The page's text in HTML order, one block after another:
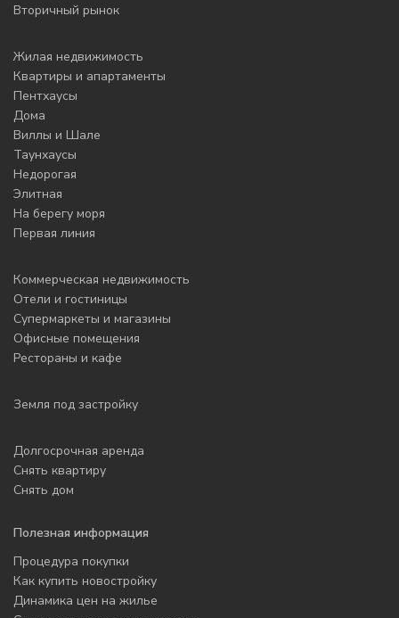
Вторичный рынок
Жилая недвижимость
Квартиры и апартаменты
Пентхаусы
Дома
Виллы и Шале
Таунхаусы
Недорогая
Элитная
На берегу моря
Первая линия
Коммерческая недвижимость
Отели и гостиницы
Супермаркеты и магазины
Офисные помещения
Рестораны и кафе
Земля под застройку
Долгосрочная аренда
Снять квартиру
Снять дом
Полезная информация
Процедура покупки
Как купить новостройку
Динамика цен на жилье